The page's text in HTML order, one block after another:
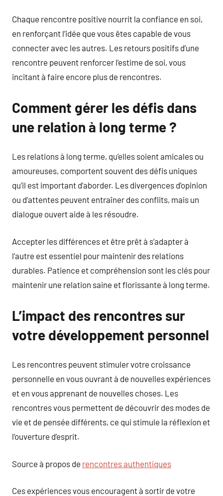
Chaque rencontre positive nourrit la confiance en soi,
en renforçant l’idée que vous êtes capable de vous
connecter avec les autres. Les retours positifs d’une
rencontre peuvent renforcer l’estime de soi, vous
incitant à faire encore plus de rencontres.
Comment gérer les défis dans
une relation à long terme ?
Les relations à long terme, qu’elles soient amicales ou
amoureuses, comportent souvent des défis uniques
qu’il est important d’aborder. Les divergences d’opinion
ou d’attentes peuvent entraîner des conflits, mais un
dialogue ouvert aide à les résoudre.
Accepter les différences et être prêt à s’adapter à
l’autre est essentiel pour maintenir des relations
durables. Patience et compréhension sont les clés pour
maintenir une relation saine et florissante à long terme.
L’impact des rencontres sur
votre développement personnel
Les rencontres peuvent stimuler votre croissance
personnelle en vous ouvrant à de nouvelles expériences
et en vous apprenant de nouvelles choses. Les
rencontres vous permettent de découvrir des modes de
vie et de pensée différents, ce qui stimule la réflexion et
l’ouverture d’esprit.
Source à propos de rencontres authentiques
Ces expériences vous encouragent à sortir de votre